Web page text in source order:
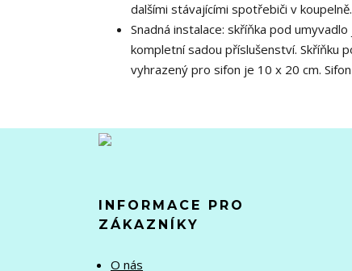
dalšími stávajícími spotřebiči v koupelně.
Snadná instalace: skříňka pod
kompletní sadou příslušenství. Skříňku
vyhrazený pro sifon je 10 x 20 cm.
INFORMACE PRO
ZÁKAZNÍKY
O nás